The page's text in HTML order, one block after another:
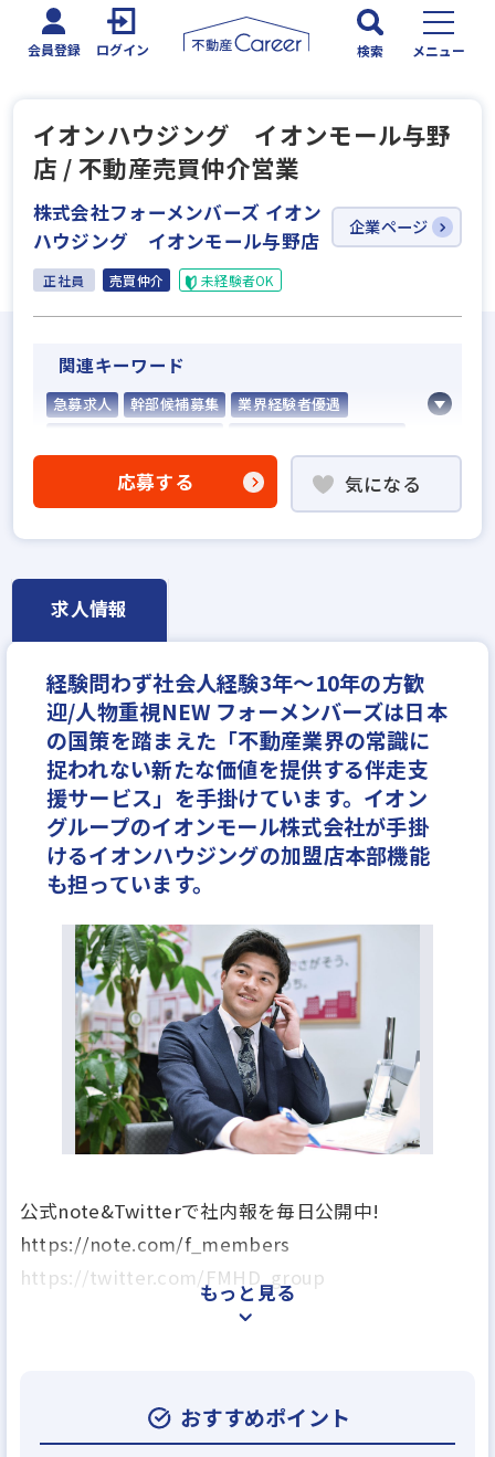
会員登録 ログイン 検索 メニュー
イオンハウジング イオンモール与野
店 / 不動産売買仲介営業
株式会社フォーメンバーズ イオン
ハウジング イオンモール与野店
企業ページ
正社員 売買仲介 未経験者OK
関連キーワード
急募求人 幹部候補募集
業界経験者優遇
高級賃貸仲介営業の経験者歓迎
固定給25万円以上
フランチャイズ加盟店舗
資格支援制度あり
研修制度あり
残業少ない
マイカー通勤可
女性が活躍中
ブランクOK
休日シフト制
月平均残業20時間以内 反響営業
応募する 気になる
求人情報
経験問わず社会人経験3年～10年の方歓
迎/人物重視NEW フォーメンバーズは日本
の国策を踏まえた「不動産業界の常識に
捉われない新たな価値を提供する伴走支
援サービス」を手掛けています。イオン
グループのイオンモール株式会社が手掛
けるイオンハウジングの加盟店本部機能
も担っています。
公式note&Twitterで社内報を毎日公開中!
https://note.com/f_members
https://twitter.com/FMHD_group
け、日本社会に貢献する」を掲げ、個人から国まで
幅広く信頼される企業として社会に貢献し、がんば
もっと見る
おすすめポイント